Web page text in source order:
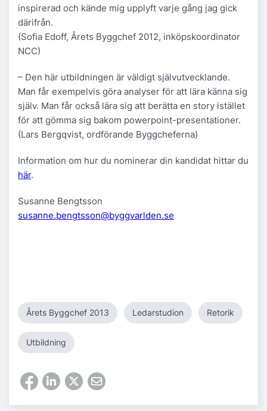
inspirerad och kände mig upplyft varje gång jag gick
därifrån.
(Sofia Edoff, Årets Byggchef 2012, inköpskoordinator
NCC)
– Den här utbildningen är väldigt självutvecklande.
Man får exempelvis göra analyser för att lära känna sig
själv. Man får också lära sig att berätta en story istället
för att gömma sig bakom powerpoint-presentationer.
(Lars Bergqvist, ordförande Byggcheferna)
Information om hur du nominerar din kandidat hittar du
här.
Susanne Bengtsson
susanne.bengtsson@byggvarlden.se
Årets Byggchef 2013 Ledarstudion Retorik
Utbildning